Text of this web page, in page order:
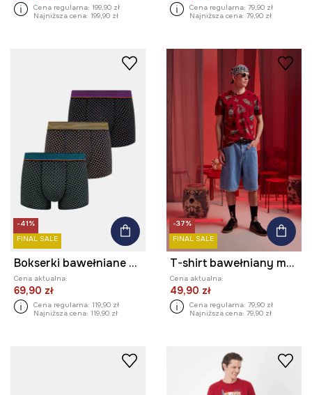
Cena regularna: 199,90 zł
Najniższa cena: 199,90 zł
Cena regularna: 79,90 zł
Najniższa cena: 79,90 zł
-41%
FINAL SALE
Bokserki bawełniane męskie z drobnym wzorem (3-pack)
Cena aktualna:
69,90 zł
Cena regularna: 119,90 zł
Najniższa cena: 119,90 zł
-37%
FINAL SALE
T-shirt bawełniany męski Tattoo Art by Michał Kidacki
Cena aktualna:
49,90 zł
Cena regularna: 79,90 zł
Najniższa cena: 79,90 zł